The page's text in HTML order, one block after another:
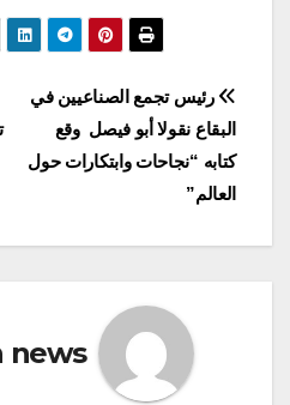
Post
navigation
رئيس تجمع الصناعيين في
البقاع نقولا أبو فيصل وقع
كتابه “نجاحات وابتكارات حول
العالم”
news